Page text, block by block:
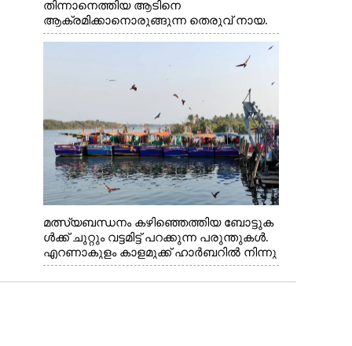
തിന്നാനെത്തിയ ആടിനെ
ആക്രമിക്കാനൊരുങ്ങുന്ന തെരുവ് നായ.
എറണാകുളം വാത്തുരുത്തിയിൽ നിന്നുള്ള
മത്സ്യബന്ധനം കഴിഞ്ഞെത്തിയ ബോട്ടുക
ൾക്ക് ചുറ്റും വട്ടമിട്ട് പറക്കുന്ന പരുന്തുകൾ.
എറണാകുളം കാളമുക്ക് ഹാർബറിൽ നിന്നു
ള്ള കാഴ്ച